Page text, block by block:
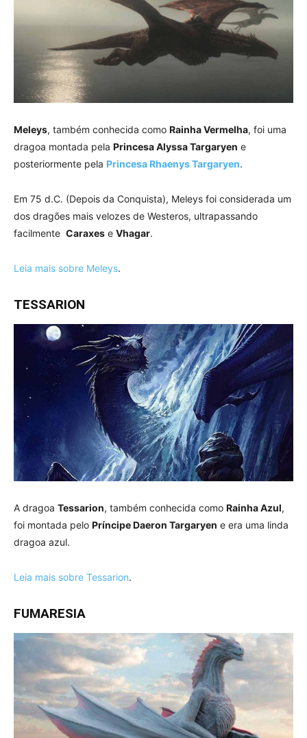
Meleys, também conhecida como Rainha Vermelha, foi uma
dragoa montada pela Princesa Alyssa Targaryen e
posteriormente pela Princesa Rhaenys Targaryen.
Em 75 d.C. (Depois da Conquista), Meleys foi considerada um
dos dragões mais velozes de Westeros, ultrapassando
facilmente Caraxes e Vhagar.
Leia mais sobre Meleys.
TESSARION
A dragoa Tessarion, também conhecida como Rainha Azul,
foi montada pelo Príncipe Daeron Targaryen e era uma linda
dragoa azul.
Leia mais sobre Tessarion.
FUMARESIA